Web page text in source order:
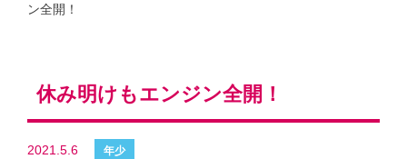
ン全開！
休み明けもエンジン全開！
2021.5.6